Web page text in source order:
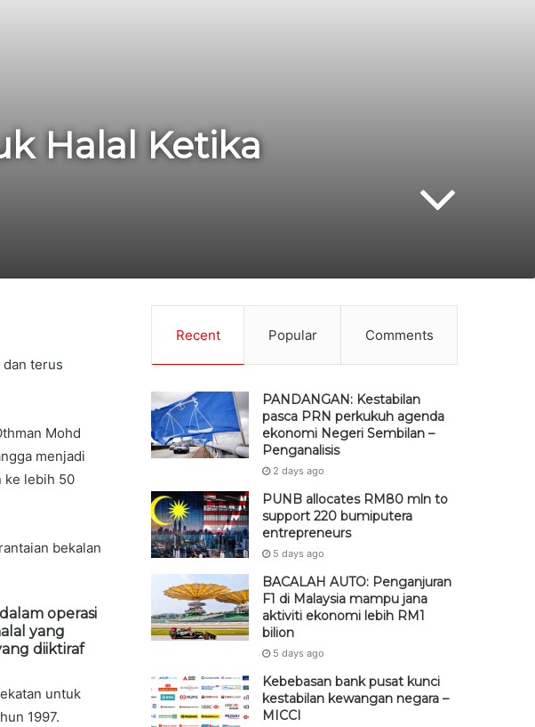
Halal Ketika
terus
Mohd
menjadi
ke lebih 50
bekalan
operasi
yang
diiktiraf
untuk
1997.
Recent Popular Comments
PANDANGAN: Kestabilan
pasca PRN perkukuh agenda
ekonomi Negeri Sembilan –
Penganalisis
2 days ago
PUNB allocates RM80 mln to
support 220 bumiputera
entrepreneurs
5 days ago
BACALAH AUTO: Penganjuran
F1 di Malaysia mampu jana
aktiviti ekonomi lebih RM1
bilion
5 days ago
Kebebasan bank pusat kunci
kestabilan kewangan negara –
MICCI